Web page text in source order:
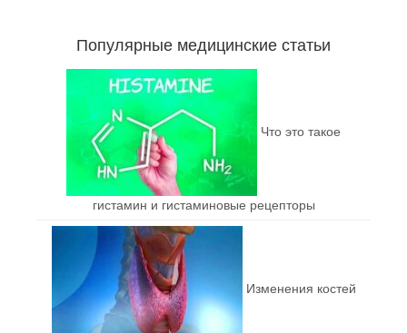
Популярные медицинские статьи
Что это такое
гистамин и гистаминовые рецепторы
Изменения костей